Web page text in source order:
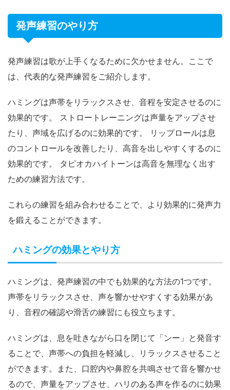
発声練習のやり方
発声練習は歌が上手くなるために欠かせません。ここで
は、代表的な発声練習をご紹介します。
ハミングは声帯をリラックスさせ、音程を安定させるのに
効果的です。 ストロートレーニングは声量をアップさせ
たり、声域を広げるのに効果的です。 リップロールは息
のコントロールを改善したり、高音を出しやすくするのに
効果的です。 タピオカハイトーンは高音を無理なく出す
ための練習方法です。
これらの練習を組み合わせることで、より効果的に発声力
を鍛えることができます。
ハミングの効果とやり方
ハミングは、発声練習の中でも効果的な方法の1つです。
声帯をリラックスさせ、声を響かせやすくする効果があ
り、音程の確認や滑舌の練習にも役立ちます。
ハミングは、息を吐きながら口を閉じて「ンー」と発音す
ることで、声帯への負担を軽減し、リラックスさせること
ができます。また、口腔内や鼻腔を共鳴させて音を響かせ
るので、声量をアップさせ、ハリのある声を作るのに効果